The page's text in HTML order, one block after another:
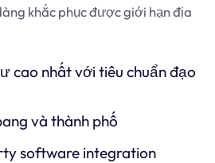
khắc phục được giới hạn địa
cao nhất với tiêu chuẩn đạo
và thành phố
software integration